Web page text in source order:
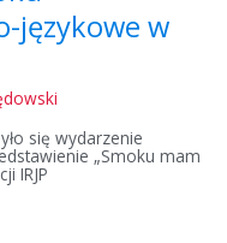
językowe w
się wydarzenie
„Smoku mam
IRJP